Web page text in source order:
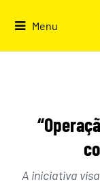
Menu
A iniciativa